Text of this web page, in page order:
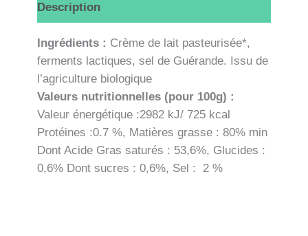
Description
Ingrédients : Crème de lait pasteurisée*,
ferments lactiques, sel de Guérande. Issu de
l’agriculture biologique
Valeurs nutritionnelles (pour 100g) :
Valeur énergétique :2982 kJ/ 725 kcal
Protéines :0.7 %, Matières grasse : 80% min
Dont Acide Gras saturés : 53,6%, Glucides :
0,6% Dont sucres : 0,6%, Sel : 2 %